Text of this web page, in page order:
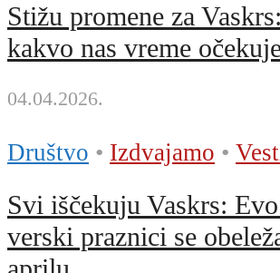
Stižu promene za
kakvo nas vreme
04.04.2026.
Društvo • Izdvajamo •
Svi iščekuju Vaskrs:
verski praznici se